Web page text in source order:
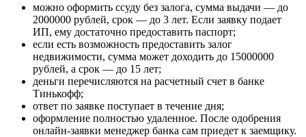
можно оформить ссуду без залога, сумма выдачи — до
2000000 рублей, срок — до 3 лет. Если заявку подает
ИП, ему достаточно предоставить паспорт;
если есть возможность предоставить залог
недвижимости, сумма может доходить до 15000000
рублей, а срок — до 15 лет;
деньги перечисляются на расчетный счет в банке
Тинькофф;
ответ по заявке поступает в течение дня;
оформление полностью удаленное. После одобрения
онлайн-заявки менеджер банка сам приедет к заемщику.